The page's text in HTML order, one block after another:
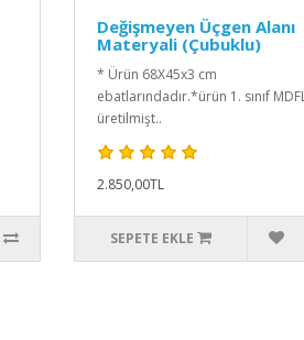
Değişmeyen Üçgen Alanı
Materyali (Çubuklu)
* Ürün 68X45x3 cm
ebatlarındadır.*ürün 1. sınıf
üretilmişt..
2.850,00TL
SEPETE EKLE